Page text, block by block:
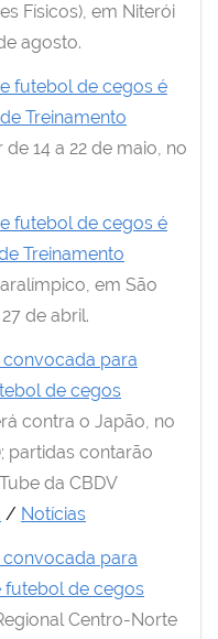
Físicos), em Niterói
agosto.
futebol de cegos é
Treinamento
14 a 22 de maio, no
futebol de cegos é
Treinamento
em São
de abril.
convocada para
de cegos
contra o Japão, no
partidas contarão
da CBDV
/ Notícias
convocada para
futebol de cegos
Centro-Norte